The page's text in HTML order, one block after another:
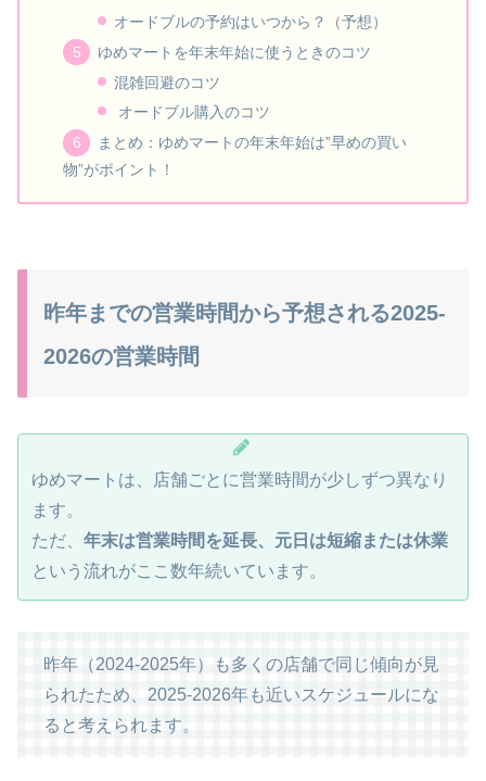
オードブルの予約はいつから？（予想）
ゆめマートを年末年始に使うときのコツ
混雑回避のコツ
オードブル購入のコツ
まとめ：ゆめマートの年末年始は”早めの買い
物”がポイント！
昨年までの営業時間から予想される2025-
2026の営業時間
ゆめマートは、店舗ごとに営業時間が少しずつ異なり
ます。
ただ、 年末は営業時間を延長、元日は短縮または休業
という流れがここ数年続いています。
昨年（2024-2025年）も多くの店舗で同じ傾向が見
られたため、2025-2026年も近いスケジュールにな
ると考えられます。